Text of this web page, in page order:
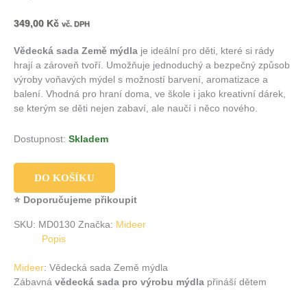
349,00 Kč vč. DPH
Vědecká sada Země mýdla je ideální pro děti, které si rády
hrají a zároveň tvoří. Umožňuje jednoduchý a bezpečný způsob
výroby voňavých mýdel s možností barvení, aromatizace a
balení. Vhodná pro hraní doma, ve škole i jako kreativní dárek,
se kterým se děti nejen zabaví, ale naučí i něco nového.
Dostupnost: Skladem
DO KOŠÍKU
⭐ Doporučujeme přikoupit
SKU: MD0130 Značka: Mideer
Popis
Mideer: Vědecká sada Země mýdla
Zábavná vědecká sada pro výrobu mýdla přináší dětem